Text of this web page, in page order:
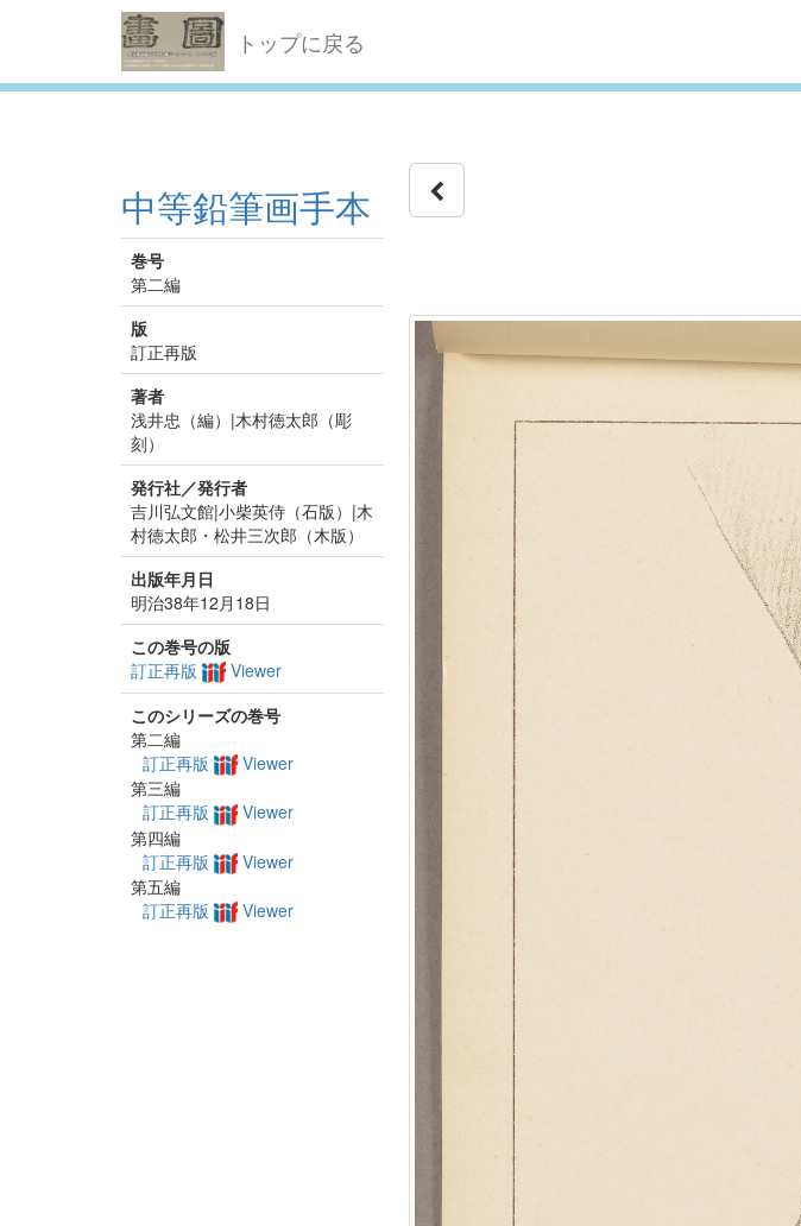
トップに戻る
中等鉛筆画手本
巻号
第二編
版
訂正再版
著者
浅井忠（編）|木村徳太郎（彫
刻）
発行社／発行者
吉川弘文館|小柴英侍（石版）|木
村徳太郎・松井三次郎（木版）
出版年月日
明治38年12月18日
この巻号の版
訂正再版
Viewer
このシリーズの巻号
第二編
訂正再版
Viewer
第三編
訂正再版
Viewer
第四編
訂正再版
Viewer
第五編
訂正再版
Viewer